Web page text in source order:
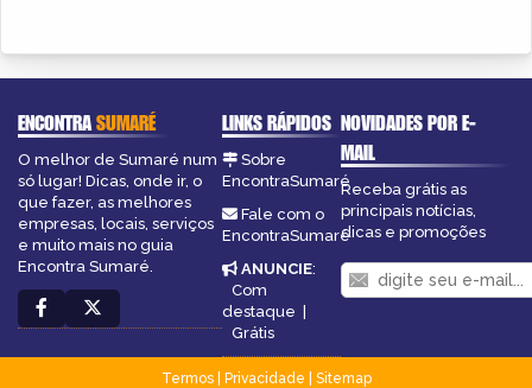
ENCONTRASUMARÉ
O melhor de Sumaré num
só lugar! Dicas, onde ir, o
que fazer, as melhores
empresas, locais, serviços
e muito mais no guia
Encontra Sumaré.
LINKS RÁPIDOS
Sobre
EncontraSumaré
Fale com o
EncontraSumaré
ANUNCIE:
Com
destaque |
Grátis
NOVIDADES POR E-
MAIL
Receba grátis as
principais notícias,
dicas e promoções
Termos| Privacidade
Sitemap